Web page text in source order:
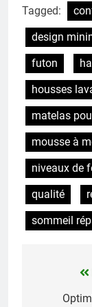
Tagged:
design
futon
housses
matelas
mousse à
niveaux de
qualité
sommeil